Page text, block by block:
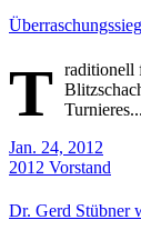
T raditionell
Turnieres...
Jan. 24, 2012
2012 Vorstand
Dr. Gerd Stübner